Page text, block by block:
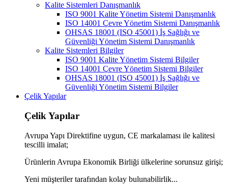
Kalite Sistemleri Danışmanlık
ISO 9001 Kalite Yönetim Sistemi Danışmanlık
ISO 14001 Çevre Yönetim Sistemi Danışmanlık
OHSAS 18001 (ISO 45001) İş Sağlığı ve
Güvenliği Yönetim Sistemi Danışmanlık
Kalite Sistemleri Bilgiler
ISO 9001 Kalite Yönetim Sistemi Bilgiler
ISO 14001 Çevre Yönetim Sistemi Bilgiler
OHSAS 18001 (ISO 45001) İş Sağlığı ve
Güvenliği Yönetim Sistemi Bilgiler
Çelik Yapılar
Çelik Yapılar
Avrupa Yapı Direktifine uygun, CE markalaması ile kalitesi
tescilli imalat;
Ürünlerin Avrupa Ekonomik Birliği ülkelerine sorunsuz girişi;
Yeni müşteriler tarafından kolay bulunabilirlik...